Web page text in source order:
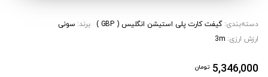
دسته‌بندی:گیفت کارت پلی استیشن انگلیس ( GBP ) برند: سونی
ارزش ارزی: 3m
5,346,000 تومان